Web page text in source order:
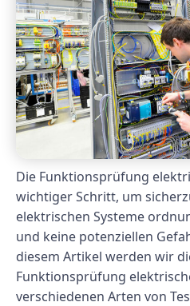
Die Funktionsprüfung
wichtiger Schritt, um
elektrischen Systeme
und keine potenziellen
diesem Artikel werden wir
Funktionsprüfung
verschiedenen Arten von